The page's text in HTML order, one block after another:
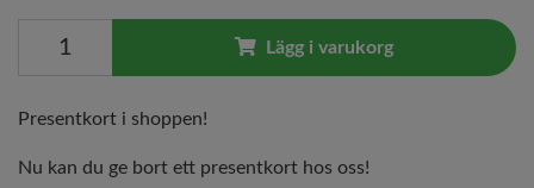
Lägg i varukorg
Presentkort i shoppen!
Nu kan du ge bort ett presentkort hos oss!